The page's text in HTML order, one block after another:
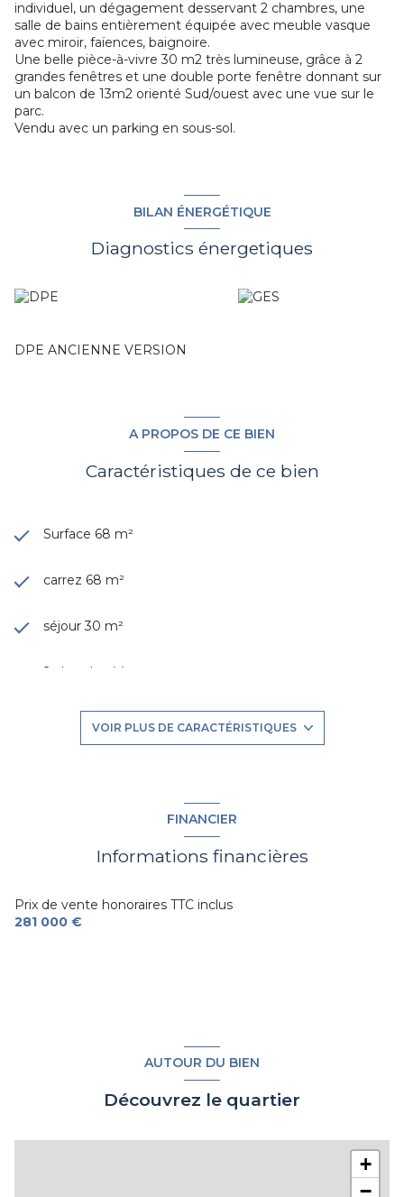
individuel, un dégagement desservant 2 chambres, une
salle de bains entièrement équipée avec meuble vasque
avec miroir, faïences, baignoire.
Une belle pièce-à-vivre 30 m2 très lumineuse, grâce à 2
grandes fenêtres et une double porte fenêtre donnant sur
un balcon de 13m2 orienté Sud/ouest avec une vue sur le
parc.
Vendu avec un parking en sous-sol.
BILAN ÉNERGÉTIQUE
Diagnostics énergetiques
DPE ANCIENNE VERSION
A PROPOS DE CE BIEN
Caractéristiques de ce bien
Surface 68 m²
carrez 68 m²
séjour 30 m²
2 chambre(s)
1er étage
4 étage(s)
VOIR PLUS DE CARACTÉRISTIQUES
FINANCIER
Informations financières
Prix de vente honoraires TTC inclus
281 000 €
AUTOUR DU BIEN
Découvrez le quartier
+
−